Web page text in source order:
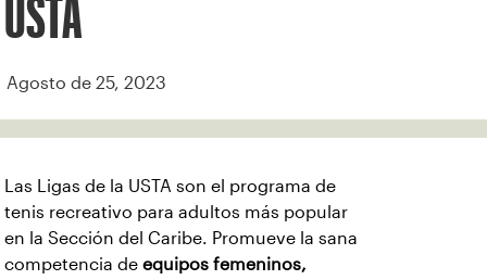
USTA
Agosto de 25, 2023
Las Ligas de la USTA son el programa de
tenis recreativo para adultos más popular
en la Sección del Caribe. Promueve la sana
competencia de equipos femeninos,